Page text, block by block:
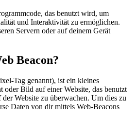
das benutzt wird, um
und Interaktivität zu ermöglichen.
Servern oder auf deinem Gerät
Beacon?
Tag genannt), ist ein kleines
oder Bild auf einer Website, das benutzt
Website zu überwachen. Um dies zu
Daten von dir mittels Web-Beacons